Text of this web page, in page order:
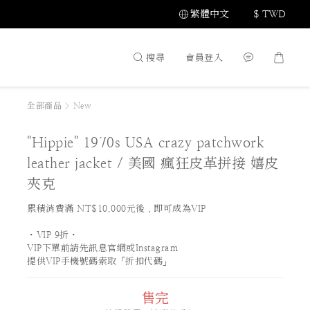
繁體中文 $ TWD
搜尋 會員登入
全部商品 > New
"Hippie" 1970s USA crazy patchwork
leather jacket / 美國 瘋狂皮革拼接 嬉皮
夾克
累積消費滿 NT$10,000元後，即可成為VIP
・VIP 9折・
VIP下單前請先訊息官網或Instagram
提供VIP手機號碼索取「折扣代碼」
售完